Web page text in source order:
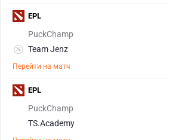
PuckChamp
Team Jenz
Перейти на матч
EPL
PuckChamp
TS.Academy
EPL